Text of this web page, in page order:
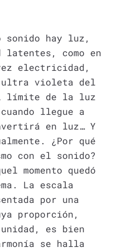
sonido hay luz,
como en
electricidad,
violeta del
límite de la luz
llegue a
en luz… Y
¿Por qué
con el sonido?
momento quedó
La escala
por una
proporción,
unidad, es bien
se halla